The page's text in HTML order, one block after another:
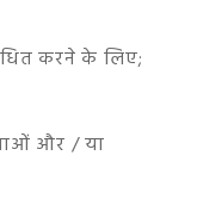
करने के लिए;
और / या